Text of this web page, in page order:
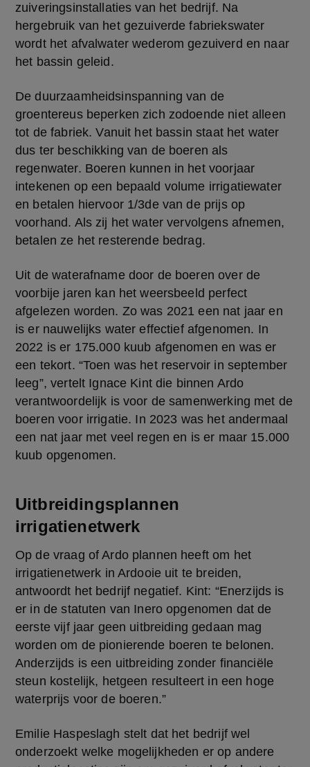
zuiveringsinstallaties van het bedrijf. Na
hergebruik van het gezuiverde fabriekswater
wordt het afvalwater wederom gezuiverd en naar
het bassin geleid.
De duurzaamheidsinspanning van de
groentereus beperken zich zodoende niet alleen
tot de fabriek. Vanuit het bassin staat het water
dus ter beschikking van de boeren als
regenwater. Boeren kunnen in het voorjaar
intekenen op een bepaald volume irrigatiewater
en betalen hiervoor 1/3de van de prijs op
voorhand. Als zij het water vervolgens afnemen,
betalen ze het resterende bedrag.
Uit de waterafname door de boeren over de
voorbije jaren kan het weersbeeld perfect
afgelezen worden. Zo was 2021 een nat jaar en
is er nauwelijks water effectief afgenomen. In
2022 is er 175.000 kuub afgenomen en was er
een tekort. “Toen was het reservoir in september
leeg”, vertelt Ignace Kint die binnen Ardo
verantwoordelijk is voor de samenwerking met de
boeren voor irrigatie. In 2023 was het andermaal
een nat jaar met veel regen en is er maar 15.000
kuub opgenomen.
Uitbreidingsplannen
irrigatienetwerk
Op de vraag of Ardo plannen heeft om het
irrigatienetwerk in Ardooie uit te breiden,
antwoordt het bedrijf negatief. Kint: “Enerzijds is
er in de statuten van Inero opgenomen dat de
eerste vijf jaar geen uitbreiding gedaan mag
worden om de pionierende boeren te belonen.
Anderzijds is een uitbreiding zonder financiële
steun kostelijk, hetgeen resulteert in een hoge
waterprijs voor de boeren.”
Emilie Haspeslagh stelt dat het bedrijf wel
onderzoekt welke mogelijkheden er op andere